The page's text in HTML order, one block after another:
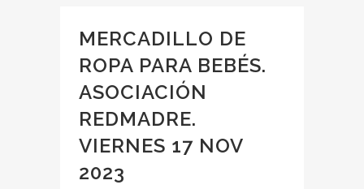
MERCADILLO DE
ROPA PARA BEBÉS.
ASOCIACIÓN
REDMADRE.
VIERNES 17 NOV
2023